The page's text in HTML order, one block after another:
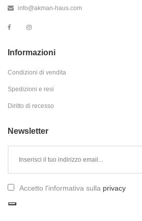
info@akman-haus.com
Informazioni
Condizioni di vendita
Spedizioni e resi
Diritto di recesso
Newsletter
Accetto l'informativa sulla privacy